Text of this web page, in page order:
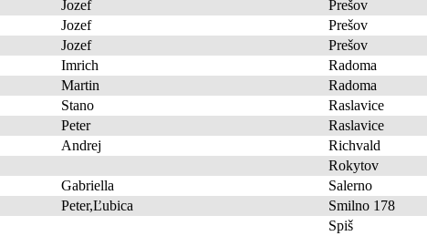
Jozef
Prešov
Jozef
Prešov
Jozef
Prešov
Imrich
Radoma
Martin
Radoma
Stano
Raslavice
Peter
Raslavice
Andrej
Richvald
Rokytov
Gabriella
Salerno
Peter,Ľubica
Smilno 178
Spiš